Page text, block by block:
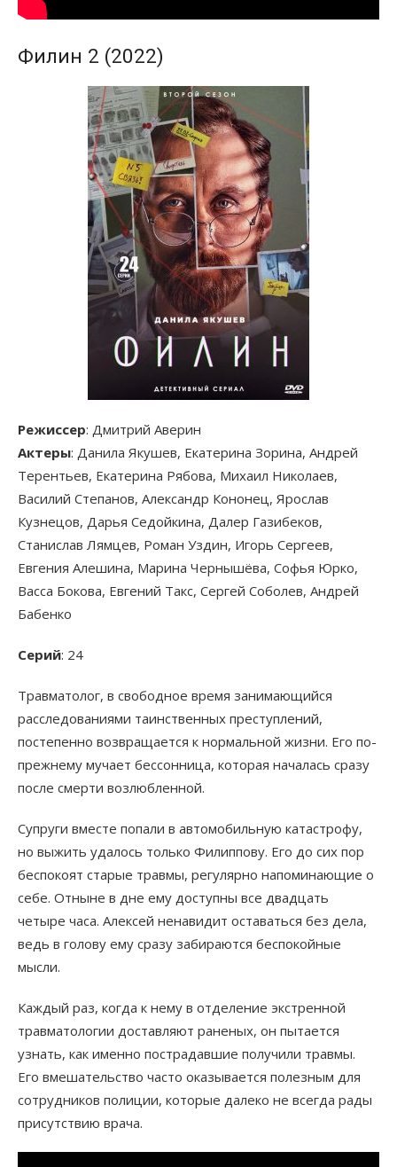
Филин 2 (2022)
Режиссер: Дмитрий Аверин
Актеры: Данила Якушев, Екатерина Зорина, Андрей
Терентьев, Екатерина Рябова, Михаил Николаев,
Василий Степанов, Александр Кононец, Ярослав
Кузнецов, Дарья Седойкина, Далер Газибеков,
Станислав Лямцев, Роман Уздин, Игорь Сергеев,
Евгения Алешина, Марина Чернышёва, Софья Юрко,
Васса Бокова, Евгений Такс, Сергей Соболев, Андрей
Бабенко
Серий: 24
Травматолог, в свободное время занимающийся
расследованиями таинственных преступлений,
постепенно возвращается к нормальной жизни. Его по-
прежнему мучает бессонница, которая началась сразу
после смерти возлюбленной.
Супруги вместе попали в автомобильную катастрофу,
но выжить удалось только Филиппову. Его до сих пор
беспокоят старые травмы, регулярно напоминающие о
себе. Отныне в дне ему доступны все двадцать
четыре часа. Алексей ненавидит оставаться без дела,
ведь в голову ему сразу забираются беспокойные
мысли.
Каждый раз, когда к нему в отделение экстренной
травматологии доставляют раненых, он пытается
узнать, как именно пострадавшие получили травмы.
Его вмешательство часто оказывается полезным для
сотрудников полиции, которые далеко не всегда рады
присутствию врача.